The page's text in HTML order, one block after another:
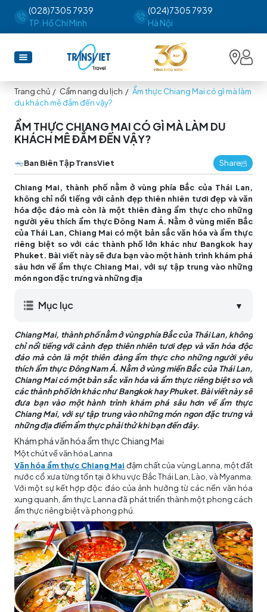
(028)7305 7939
TP. Hồ Chí Minh
(024)7305 7939
Hà Nội
Trang chủ / Cẩm nang du lịch / Ẩm thực Chiang Mai có gì mà làm
du khách mê đắm đến vậy?
ẨM THỰC CHIANG MAI CÓ GÌ MÀ LÀM DU
KHÁCH MÊ ĐẮM ĐẾN VẬY?
Ban Biên Tập TransViet Share
Chiang Mai, thành phố nằm ở vùng phía Bắc của Thái Lan,
không chỉ nổi tiếng với cảnh đẹp thiên nhiên tươi đẹp và văn
hóa độc đáo mà còn là một thiên đàng ẩm thực cho những
người yêu thích ẩm thực Đông Nam Á. Nằm ở vùng miền Bắc
của Thái Lan, Chiang Mai có một bản sắc văn hóa và ẩm thực
riêng biệt so với các thành phố lớn khác như Bangkok hay
Phuket. Bài viết này sẽ đưa bạn vào một hành trình khám phá
sâu hơn về ẩm thực Chiang Mai, với sự tập trung vào những
món ngon đặc trưng và những địa
Mục lục ▼
Chiang Mai, thành phố nằm ở vùng phía Bắc của Thái Lan, không
chỉ nổi tiếng với cảnh đẹp thiên nhiên tươi đẹp và văn hóa độc
đáo mà còn là một thiên đàng ẩm thực cho những người yêu
thích ẩm thực Đông Nam Á. Nằm ở vùng miền Bắc của Thái Lan,
Chiang Mai có một bản sắc văn hóa và ẩm thực riêng biệt so với
các thành phố lớn khác như Bangkok hay Phuket. Bài viết này sẽ
đưa bạn vào một hành trình khám phá sâu hơn về ẩm thực
Chiang Mai, với sự tập trung vào những món ngon đặc trưng và
những địa điểm ẩm thực phải thử khi bạn đến đây.
Khám phá văn hóa ẩm thực Chiang Mai
Một chút về văn hóa Lanna
Văn hóa ẩm thực Chiang Mai đậm chất của vùng Lanna, một đất
nước cổ xưa từng tồn tại ở khu vực Bắc Thái Lan, Lào, và Myanma.
Với một sự kết hợp độc đáo của ảnh hưởng từ các nền văn hóa
xung quanh, ẩm thực Lanna đã phát triển thành một phong cách
ẩm thực riêng biệt và phong phú.